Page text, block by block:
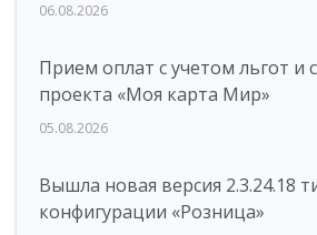
06.08.2026
Прием оплат с учетом льгот и
проекта «Моя карта Мир»
05.08.2026
Вышла новая версия 2.3.24.18
конфигурации «Розница»